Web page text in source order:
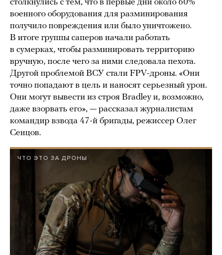
столкнулись с тем, что в первые дни около 60%
военного оборудования для разминирования
получило повреждения или было уничтожено.
В итоге группы саперов начали работать
в сумерках, чтобы разминировать территорию
вручную, после чего за ними следовала пехота.
Другой проблемой ВСУ стали FPV-дроны. «Они
точно попадают в цель и наносят серьезный урон.
Они могут вывести из строя Bradley и, возможно,
даже взорвать его», — рассказал журналистам
командир взвода 47-й бригады, режиссер Олег
Сенцов.
ЧТО ЭТО ЗА ДРОНЫ